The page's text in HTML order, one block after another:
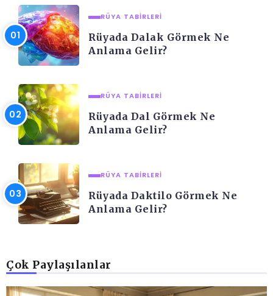
RÜYA TABIRLERI
Rüyada Dalak Görmek Ne
Anlama Gelir?
RÜYA TABIRLERI
Rüyada Dal Görmek Ne
Anlama Gelir?
RÜYA TABIRLERI
Rüyada Daktilo Görmek Ne
Anlama Gelir?
Çok Paylaşılanlar